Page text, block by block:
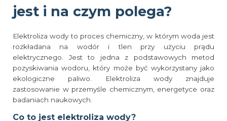
jest i na czym polega?
Elektroliza wody to proces chemiczny, w którym woda jest
rozkładana na wodór i tlen przy użyciu prądu
elektrycznego. Jest to jedna z podstawowych metod
pozyskiwania wodoru, który może być wykorzystany jako
ekologiczne paliwo. Elektroliza wody znajduje
zastosowanie w przemyśle chemicznym, energetyce oraz
badaniach naukowych.
Co to jest elektroliza wody?